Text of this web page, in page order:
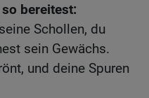
bereitest:
Schollen, du
sein Gewächs.
und deine Spuren